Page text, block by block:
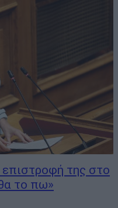
της στο
το πω»